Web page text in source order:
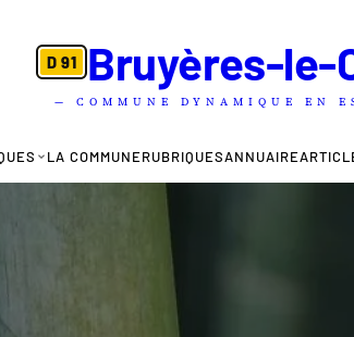
D 91 Bruyères-le-
— COMMUNE DYNAMIQUE EN
LA COMMUNERUBRIQUESANNUAIRE